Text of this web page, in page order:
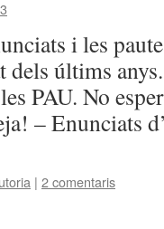
i les
dels últims
PAU. No
– Enunciats
| 2 comentaris